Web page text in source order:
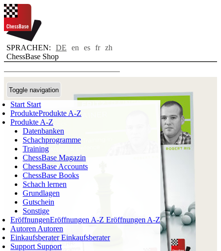
SPRACHEN: DE en es fr zh
ChessBase Shop
Toggle navigation
Start Start
ProdukteProdukte A-Z
Produkte A-Z
Datenbanken
Schachprogramme
Training
ChessBase Magazin
ChessBase Accounts
ChessBase Books
Schach lernen
Grundlagen
Gutschein
Sonstige
EröffnungenEröffnungen A-Z Eröffnungen A-Z
Autoren Autoren
EinkaufsberaterEinkaufsberater
Support Support